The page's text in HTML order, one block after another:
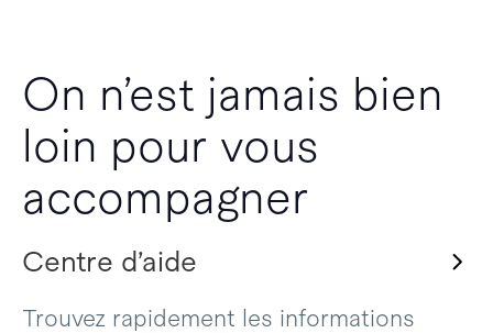
On n’est jamais bien
loin pour vous
accompagner
Centre d’aide
Trouvez rapidement les informations